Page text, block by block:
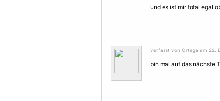
und es ist mir total egal
verfasst von Ortega am 22.
bin mal auf das nächste